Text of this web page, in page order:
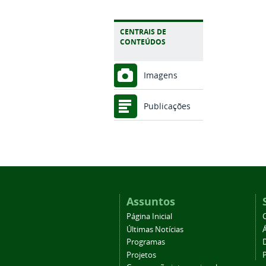
CENTRAIS DE
CONTEÚDOS
Imagens
Publicações
Assuntos
Página Inicial
Últimas Notícias
Programas
Projetos